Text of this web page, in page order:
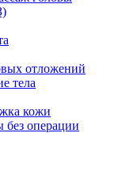
отложений
тела
кожи
без операции